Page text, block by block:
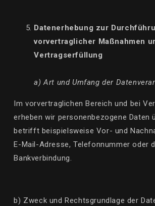
Datenerhebung zur
vorvertraglicher Maßnahmen
Vertragserfüllung
a) Art und Umfang der
Im vorvertraglichen Bereich und bei
erheben wir personenbezogene Daten
betrifft beispielsweise Vor- und
E-Mail-Adresse, Telefonnummer oder
Bankverbindung.
b) Zweck und Rechtsgrundlage der